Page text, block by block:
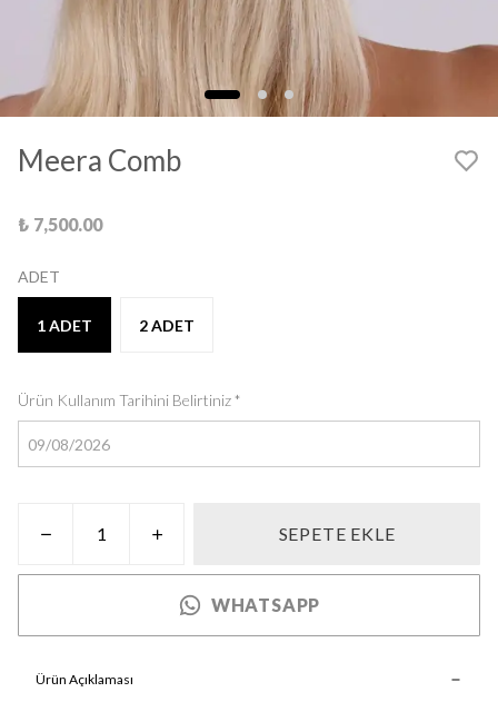
Meera Comb
₺ 7,500.00
ADET
1 ADET 2 ADET
Ürün Kullanım Tarihini Belirtiniz*
SEPETE EKLE
WHATSAPP
Ürün Açıklaması